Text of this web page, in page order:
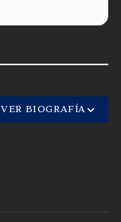
VER BIOGRAFÍA